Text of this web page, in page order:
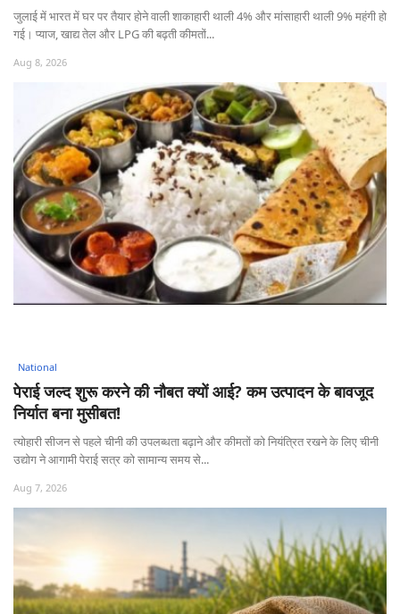
जुलाई में भारत में घर पर तैयार होने वाली शाकाहारी थाली 4% और मांसाहारी थाली 9% महंगी हो
गई। प्याज, खाद्य तेल और LPG की बढ़ती कीमतों...
Aug 8, 2026
पेराई जल्द शुरू करने की नौबत क्यों आई? कम उत्पादन के बावजूद
निर्यात बना मुसीबत!
त्योहारी सीजन से पहले चीनी की उपलब्धता बढ़ाने और कीमतों को नियंत्रित रखने के लिए चीनी
उद्योग ने आगामी पेराई सत्र को सामान्य समय से...
Aug 7, 2026
National